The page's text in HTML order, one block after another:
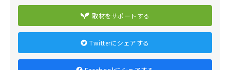
取材をサポートする
Twitterにシェアする